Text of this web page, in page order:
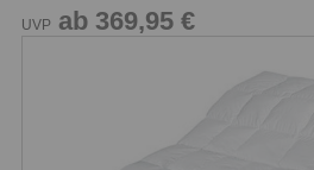
UVP ab 369,95 €